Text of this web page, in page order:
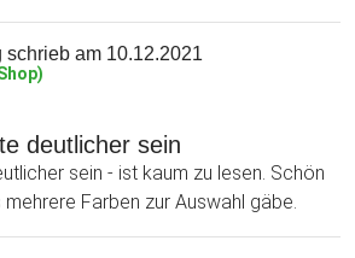
schrieb am 10.12.2021
deutlicher sein
sein - ist kaum zu lesen. Schön
Farben zur Auswahl gäbe.